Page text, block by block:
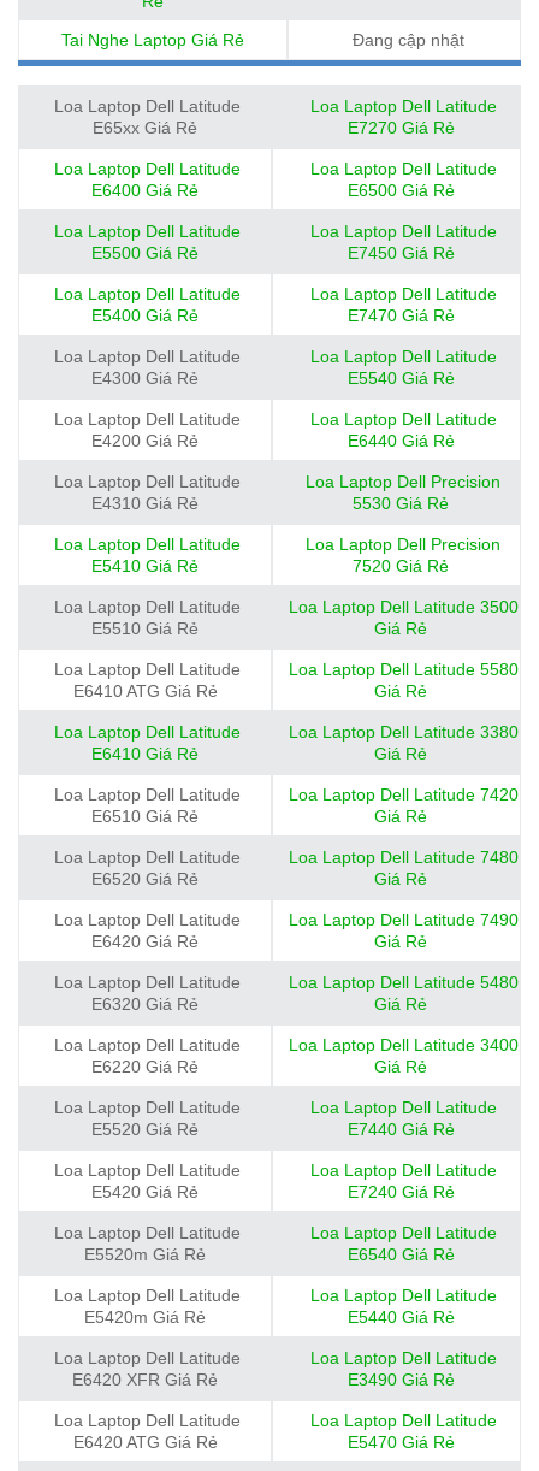
Tai Nghe Laptop Giá Rẻ
Đang cập nhật
Loa Laptop Dell Latitude
E65xx Giá Rẻ
Loa Laptop Dell Latitude
E7270 Giá Rẻ
Loa Laptop Dell Latitude
E6400 Giá Rẻ
Loa Laptop Dell Latitude
E6500 Giá Rẻ
Loa Laptop Dell Latitude
E5500 Giá Rẻ
Loa Laptop Dell Latitude
E7450 Giá Rẻ
Loa Laptop Dell Latitude
E5400 Giá Rẻ
Loa Laptop Dell Latitude
E7470 Giá Rẻ
Loa Laptop Dell Latitude
E4300 Giá Rẻ
Loa Laptop Dell Latitude
E5540 Giá Rẻ
Loa Laptop Dell Latitude
E4200 Giá Rẻ
Loa Laptop Dell Latitude
E6440 Giá Rẻ
Loa Laptop Dell Latitude
E4310 Giá Rẻ
Loa Laptop Dell Precision
5530 Giá Rẻ
Loa Laptop Dell Latitude
E5410 Giá Rẻ
Loa Laptop Dell Precision
7520 Giá Rẻ
Loa Laptop Dell Latitude
E5510 Giá Rẻ
Loa Laptop Dell Latitude 3500
Giá Rẻ
Loa Laptop Dell Latitude
E6410 ATG Giá Rẻ
Loa Laptop Dell Latitude 5580
Giá Rẻ
Loa Laptop Dell Latitude
E6410 Giá Rẻ
Loa Laptop Dell Latitude 3380
Giá Rẻ
Loa Laptop Dell Latitude
E6510 Giá Rẻ
Loa Laptop Dell Latitude 7420
Giá Rẻ
Loa Laptop Dell Latitude
E6520 Giá Rẻ
Loa Laptop Dell Latitude 7480
Giá Rẻ
Loa Laptop Dell Latitude
E6420 Giá Rẻ
Loa Laptop Dell Latitude 7490
Giá Rẻ
Loa Laptop Dell Latitude
E6320 Giá Rẻ
Loa Laptop Dell Latitude 5480
Giá Rẻ
Loa Laptop Dell Latitude
E6220 Giá Rẻ
Loa Laptop Dell Latitude 3400
Giá Rẻ
Loa Laptop Dell Latitude
E5520 Giá Rẻ
Loa Laptop Dell Latitude
E7440 Giá Rẻ
Loa Laptop Dell Latitude
E5420 Giá Rẻ
Loa Laptop Dell Latitude
E7240 Giá Rẻ
Loa Laptop Dell Latitude
E5520m Giá Rẻ
Loa Laptop Dell Latitude
E6540 Giá Rẻ
Loa Laptop Dell Latitude
E5420m Giá Rẻ
Loa Laptop Dell Latitude
E5440 Giá Rẻ
Loa Laptop Dell Latitude
E6420 XFR Giá Rẻ
Loa Laptop Dell Latitude
E3490 Giá Rẻ
Loa Laptop Dell Latitude
E6420 ATG Giá Rẻ
Loa Laptop Dell Latitude
E5470 Giá Rẻ